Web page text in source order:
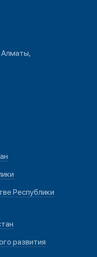
Алматы,
Республики
развития